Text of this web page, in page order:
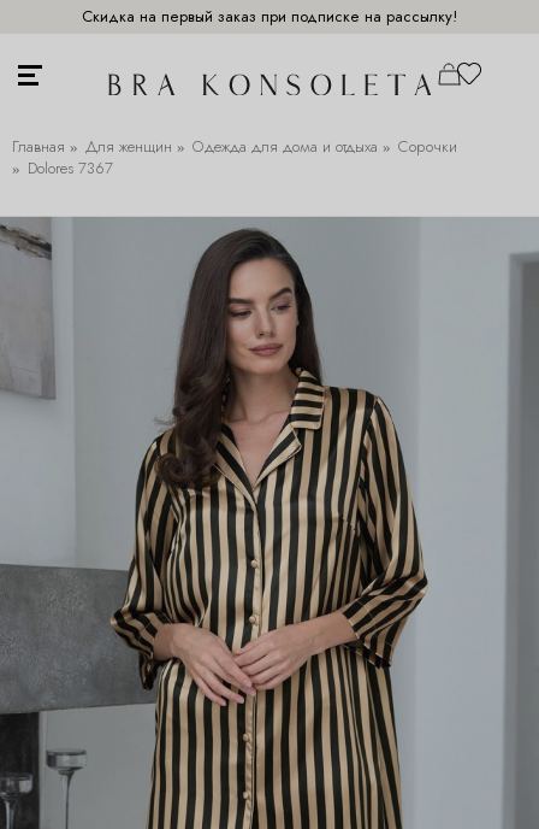
Скидка на первый заказ при подписке на рассылку!
Главная Для женщин Одежда для дома и отдыха
Сорочки
Dolores 7367